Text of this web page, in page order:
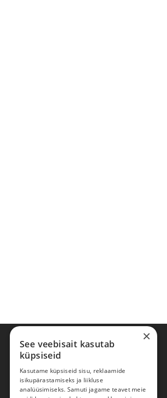
×
See veebisait kasutab
küpsiseid
Kasutame küpsiseid sisu, reklaamide
isikupärastamiseks ja liikluse
analüüsimiseks. Samuti jagame teavet meie